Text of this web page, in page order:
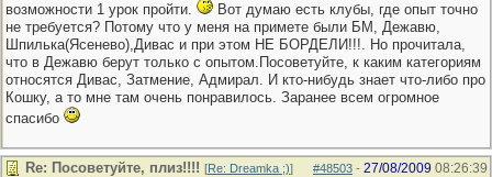
возможности 1 урок пройти.
Вот думаю есть клубы, где опыт точно
не требуется? Потому что у меня на примете были БМ, Дежавю,
Шпилька(Ясенево),Дивас и при этом НЕ БОРДЕЛИ!!!. Но прочитала,
что в Дежавю берут только с опытом.Посоветуйте, к каким категориям
относятся Дивас, Затмение, Адмирал. И кто-нибудь знает что-либо про
Кошку, а то мне там очень понравилось. Заранее всем огромное
спасибо
#48503 - 27/08/2009 08:26:39
Re: Посоветуйте, плиз!!!! [Re: Dreamka ;)]